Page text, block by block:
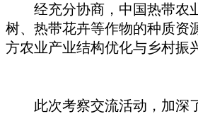
经充分协商，中国热带农业
树、热带花卉等作物的种质资
方农业产业结构优化与乡村振
此次考察交流活动，加深了